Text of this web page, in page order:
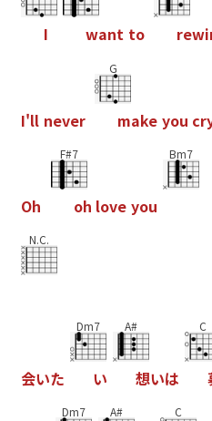
I want to rewi
I'll never
G
make you cr
Oh
F#7
oh love you
Bm7
N.C.
会いた
Dm7
い
A#
想いは
C
Dm7 A# C